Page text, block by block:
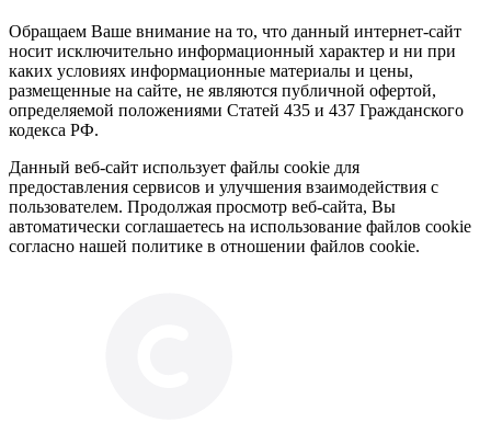
Обращаем Ваше внимание на то, что данный интернет-сайт
носит исключительно информационный характер и ни при
каких условиях информационные материалы и цены,
размещенные на сайте, не являются публичной офертой,
определяемой положениями Статей 435 и 437 Гражданского
кодекса РФ.
Данный веб-сайт использует файлы cookie для
предоставления сервисов и улучшения взаимодействия с
пользователем. Продолжая просмотр веб-сайта, Вы
автоматически соглашаетесь на использование файлов cookie
согласно нашей политике в отношении файлов cookie.